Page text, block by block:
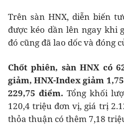
Trên sàn HNX, diễn biến
được kéo dần lên ngay khi
đó cũng đã lao dốc và đóng
Chốt phiên, sàn HNX có
giảm, HNX-Index giảm
229,75 điểm. Tổng khối
120,4 triệu đơn vị, giá trị
thỏa thuận có thêm 7,18